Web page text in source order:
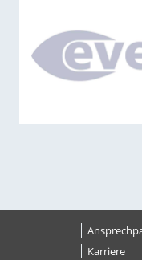
Karriere